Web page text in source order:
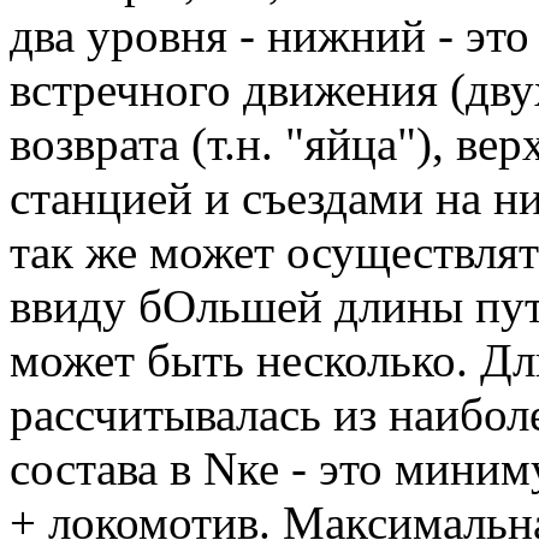
два уровня - нижний -
встречного движения
возврата (т.н. "яйца"),
станцией и съездами на
так же может
ввиду бОльшей длины
может быть несколько.
рассчитывалась из
состава в Nке - это
+ локомотив.